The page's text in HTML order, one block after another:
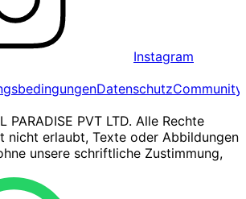
Instagram
Datenschutz
PARADISE PVT LTD. Alle Rechte
nicht erlaubt, Texte oder Abbildungen
unsere schriftliche Zustimmung,